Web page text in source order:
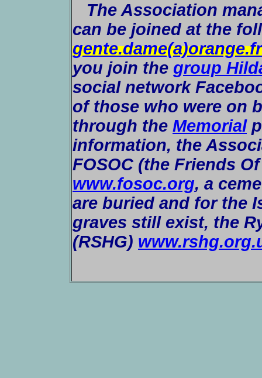
The Association
can be joined at the
gente.dame(a)orange.fr
you join the group
social network
of those who were on
through the Memorial
information, the
FOSOC (the Friends
www.fosoc.org, a
are buried and for the
graves still exist, the
(RSHG)